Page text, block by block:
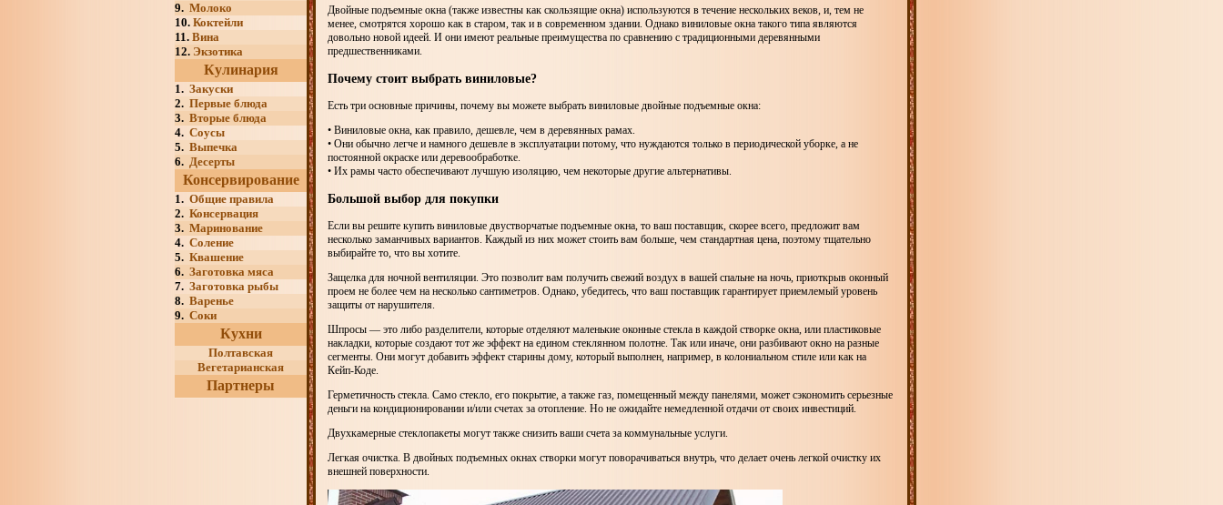
9. Молоко
10. Коктейли
11. Вина
12. Экзотика
Кулинария
1. Закуски
2. Первые блюда
3. Вторые блюда
4. Соусы
5. Выпечка
6. Десерты
Консервирование
1. Общие правила
2. Консервация
3. Маринование
4. Соление
5. Квашение
6. Заготовка мяса
7. Заготовка рыбы
8. Варенье
9. Соки
Кухни
Полтавская
Вегетарианская
Партнеры
Двойные подъемные окна (также известны как скользящие окна) используются в течение нескольких веков, и, тем не
менее, смотрятся хорошо как в старом, так и в современном здании. Однако виниловые окна такого типа являются
довольно новой идеей. И они имеют реальные преимущества по сравнению с традиционными деревянными
предшественниками.
Почему стоит выбрать виниловые?
Есть три основные причины, почему вы можете выбрать виниловые двойные подъемные окна:
• Виниловые окна, как правило, дешевле, чем в деревянных рамах.
• Они обычно легче и намного дешевле в эксплуатации потому, что нуждаются только в периодической уборке, а не
постоянной окраске или деревообработке.
• Их рамы часто обеспечивают лучшую изоляцию, чем некоторые другие альтернативы.
Большой выбор для покупки
Если вы решите купить виниловые двустворчатые подъемные окна, то ваш поставщик, скорее всего, предложит вам
несколько заманчивых вариантов. Каждый из них может стоить вам больше, чем стандартная цена, поэтому тщательно
выбирайте то, что вы хотите.
Защелка для ночной вентиляции. Это позволит вам получить свежий воздух в вашей спальне на ночь, приоткрыв оконный
проем не более чем на несколько сантиметров. Однако, убедитесь, что ваш поставщик гарантирует приемлемый уровень
защиты от нарушителя.
Шпросы — это либо разделители, которые отделяют маленькие оконные стекла в каждой створке окна, или пластиковые
накладки, которые создают тот же эффект на едином стеклянном полотне. Так или иначе, они разбивают окно на разные
сегменты. Они могут добавить эффект старины дому, который выполнен, например, в колониальном стиле или как на
Кейп-Коде.
Герметичность стекла. Само стекло, его покрытие, а также газ, помещенный между панелями, может сэкономить серьезные
деньги на кондиционировании и/или счетах за отопление. Но не ожидайте немедленной отдачи от своих инвестиций.
Двухкамерные стеклопакеты могут также снизить ваши счета за коммунальные услуги.
Легкая очистка. В двойных подъемных окнах створки могут поворачиваться внутрь, что делает очень легкой очистку их
внешней поверхности.